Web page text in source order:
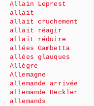
Allain Leprest
allait
allait cruchement
allait réagir
allait réduire
allées Gambetta
allées glauques
Allègre
Allemagne
allemande arrivée
allemande Heckler
allemands